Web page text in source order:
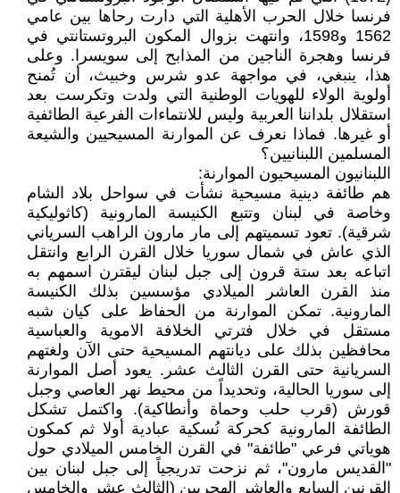
فرنسا خلال الحرب الأهلية التي دارت رحاها بين عامي
1562 و1598، وانتهت بزوال المكون البروتستانتي في
فرنسا وهجرة الناجين من المذابح إلى سويسرا. وعلى
هذا، ينبغي، في مواجهة عدو شرس وخبيث، أن تُمنح
أولوية الولاء للهويات الوطنية التي ولدت وتكرست بعد
استقلال بلداننا العربية وليس للانتماءات الفرعية الطائفية
أو غيرها. فماذا نعرف عن الموارنة المسيحيين والشيعة
المسلمين اللبنانيين؟
اللبنانيون المسيحيون الموارنة:
هم طائفة دينية مسيحية نشأت في سواحل بلاد الشام
وخاصة في لبنان وتتبع الكنيسة المارونية (كاثوليكية
شرقية). تعود تسميتهم إلى مار مارون الراهب السرياني
الذي عاش في شمال سوريا خلال القرن الرابع وانتقل
اتباعه بعد ستة قرون إلى جبل لبنان ليقترن اسمهم به
منذ القرن العاشر الميلادي مؤسسين بذلك الكنيسة
المارونية. تمكن الموارنة من الحفاظ على كيان شبه
مستقل في خلال فترتي الخلافة الاموية والعباسية
محافظين بذلك على ديانتهم المسيحية حتى الآن ولغتهم
السريانية حتى القرن الثالث عشر. يعود أصل الموارنة
إلى سوريا الحالية، وتحديداً من محيط نهر العاصي وجبل
قورش (قرب حلب وحماة وأنطاكية). واكتمل تشكل
الطائفة المارونية كحركة نُسكية عبادية أولا ثم كمكون
هوياتي فرعي "طائفة" في القرن الخامس الميلادي حول
"القديس مارون"، ثم نزحت تدريجياً إلى جبل لبنان بين
القرنين السابع والعاشر الهجريين (الثالث عشر والخامس